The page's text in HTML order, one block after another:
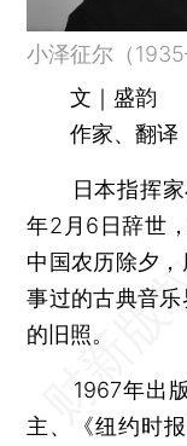
小泽征尔（
文｜盛韵
作家、翻译
日本指挥家
年2月6日辞世
中国农历除夕
事过的古典音
的旧照。
1967年出版
主、《纽约时